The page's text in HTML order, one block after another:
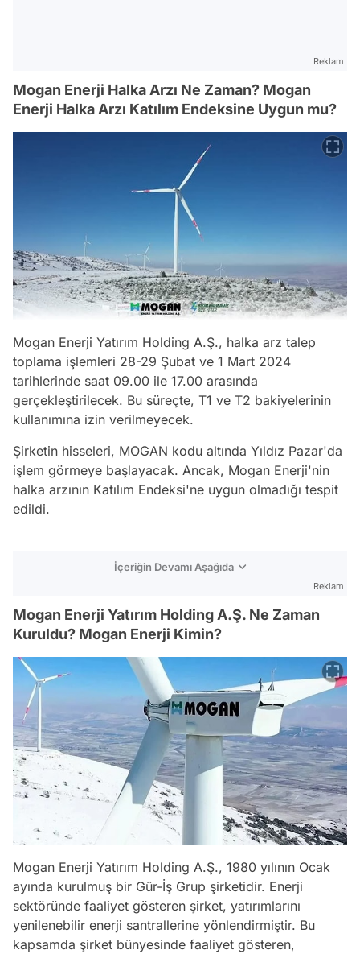
Reklam
Mogan Enerji Halka Arzı Ne Zaman? Mogan
Enerji Halka Arzı Katılım Endeksine Uygun mu?
Mogan Enerji Yatırım Holding A.Ş., halka arz talep
toplama işlemleri 28-29 Şubat ve 1 Mart 2024
tarihlerinde saat 09.00 ile 17.00 arasında
gerçekleştirilecek. Bu süreçte, T1 ve T2 bakiyelerinin
kullanımına izin verilmeyecek.
Şirketin hisseleri, MOGAN kodu altında Yıldız Pazar'da
işlem görmeye başlayacak. Ancak, Mogan Enerji'nin
halka arzının Katılım Endeksi'ne uygun olmadığı tespit
edildi.
İçeriğin Devamı Aşağıda
Reklam
Mogan Enerji Yatırım Holding A.Ş. Ne Zaman
Kuruldu? Mogan Enerji Kimin?
Mogan Enerji Yatırım Holding A.Ş., 1980 yılının Ocak
ayında kurulmuş bir Gür-İş Grup şirketidir. Enerji
sektöründe faaliyet gösteren şirket, yatırımlarını
yenilenebilir enerji santrallerine yönlendirmiştir. Bu
kapsamda şirket bünyesinde faaliyet gösteren,